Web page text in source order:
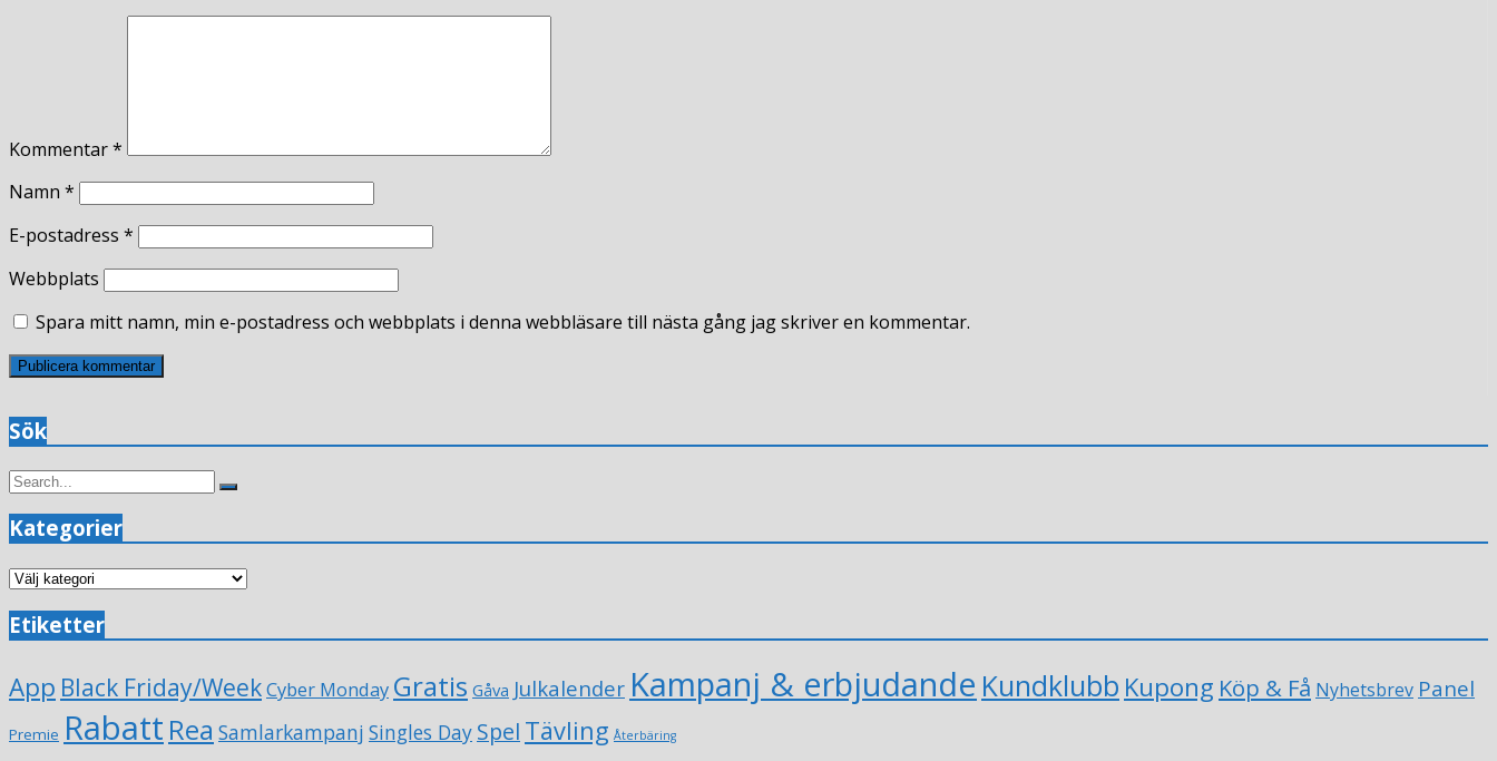
Kommentar*
Namn *
E-postadress *
Webbplats
Spara mitt namn, min e-postadress och webbplats i denna webbläsare till nästa gång jag skriver en kommentar.
Sök
Search
Search
Kategorier
Kategorier
Etiketter
App Black Friday/WeekCyber Monday Gratis Gåva Julkalender Kampanj & erbjudande Kundklubb Kupong Köp & Få Nyhetsbrev Panel
Premie Rabatt Rea Samlarkampanj Singles Day Spel Tävling Återbäring